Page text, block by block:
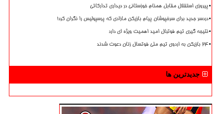
پیروزی استقلال مقابل همنام خوزستانی در دیداری تدارکاتی
دردسر جدید برای سرخپوشان پیام بازیکن مازادی که پرسپولیس را نگران کرد!
نتیجه گیری تیم فوتبال امید اهمیت ویژه ای دارد
۲۴ بازیکن به اردوی تیم ملی فوتسال زنان دعوت شدند
جدیدترین ها